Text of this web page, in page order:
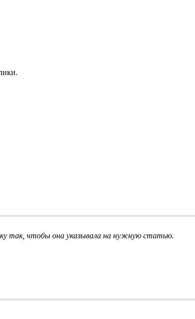
так, чтобы она указывала на нужную статью.